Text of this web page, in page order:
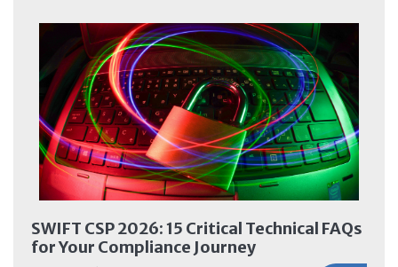
SWIFT CSP 2026: 15 Critical Technical FAQs
for Your Compliance Journey